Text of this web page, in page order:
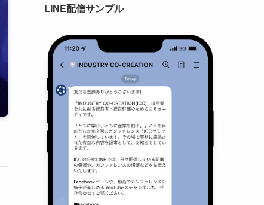
LINE配信サンプル